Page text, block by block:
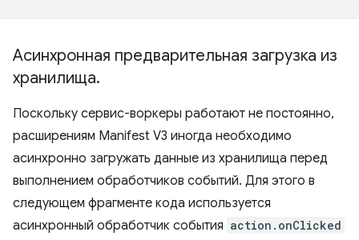
Асинхронная предварительная загрузка из
хранилища.
Поскольку сервис-воркеры работают не постоянно,
расширениям Manifest V3 иногда необходимо
асинхронно загружать данные из хранилища перед
выполнением обработчиков событий. Для этого в
следующем фрагменте кода используется
асинхронный обработчик события action.onClicked